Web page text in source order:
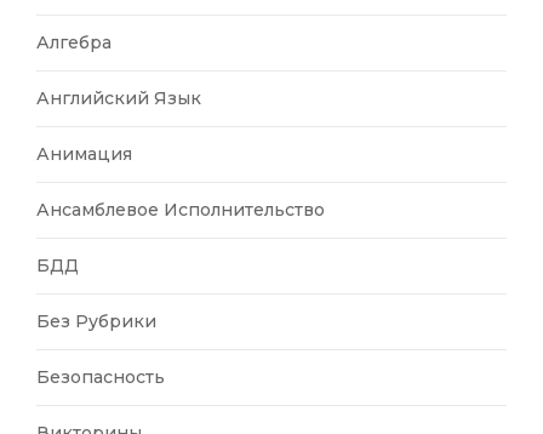
Алгебра
Английский Язык
Анимация
Ансамблевое Исполнительство
БДД
Без Рубрики
Безопасность